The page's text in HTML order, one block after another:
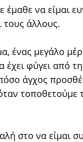
να είμαι
τους άλλους.
ένας μεγάλο
έχει φύγει από
άγχος
τοποθετούμε
στο να είμαι